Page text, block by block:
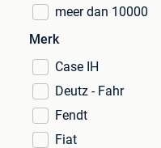
meer dan 10000
Merk
Case IH
Deutz - Fahr
Fendt
Fiat